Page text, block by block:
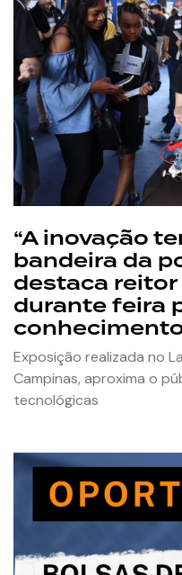
“A inovação
bandeira da
destaca
durante feira
Exposição realizada no
Campinas, aproxima o
tecnológicas